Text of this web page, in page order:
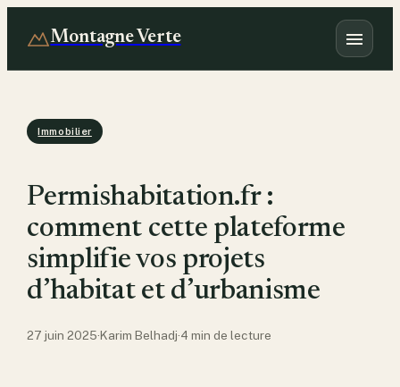
Montagne Verte
Immobilier
Permishabitation.fr :
comment cette plateforme
simplifie vos projets
d’habitat et d’urbanisme
27 juin 2025·Karim Belhadj·4 min de lecture